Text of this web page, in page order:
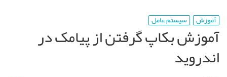
آموزش سیستم عامل
آموزش بکاپ گرفتن از پیامک در
اندروید